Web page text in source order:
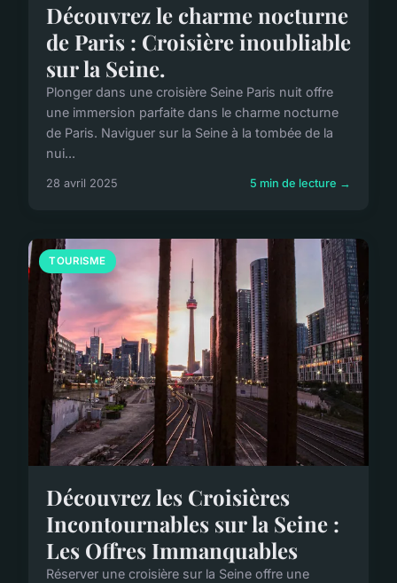
Découvrez le charme nocturne
de Paris : Croisière inoubliable
sur la Seine.
Plonger dans une croisière Seine Paris nuit offre
une immersion parfaite dans le charme nocturne
de Paris. Naviguer sur la Seine à la tombée de la
nui...
28 avril 2025 5 min de lecture →
TOURISME
Découvrez les Croisières
Incontournables sur la Seine :
Les Offres Immanquables
Réserver une croisière sur la Seine offre une